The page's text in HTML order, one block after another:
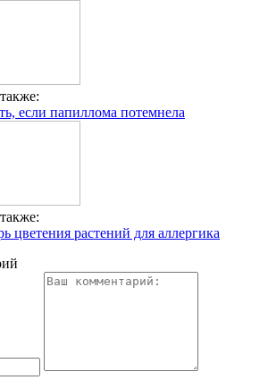
если папиллома потемнела
цветения растений для аллергика